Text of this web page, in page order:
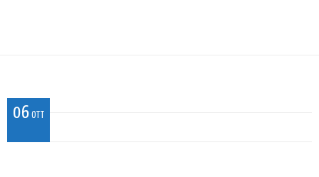
06 OTT